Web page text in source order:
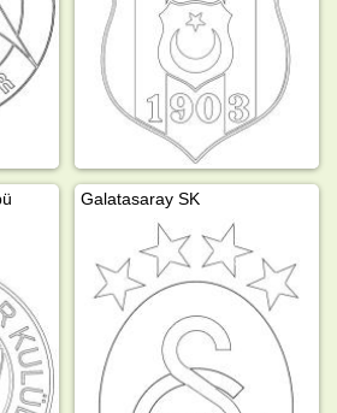
Galatasaray SK